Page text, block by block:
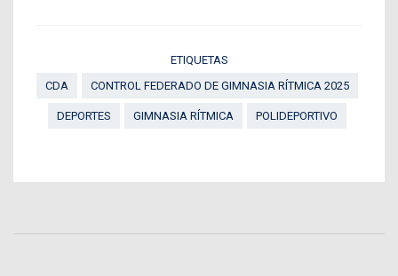
ETIQUETAS
CDA
CONTROL FEDERADO DE GIMNASIA RÍTMICA 2025
DEPORTES GIMNASIA RÍTMICA POLIDEPORTIVO